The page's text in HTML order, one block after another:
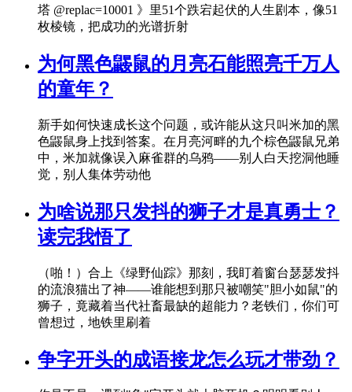
塔 @replac=10001 》里51个跌宕起伏的人生剧本，像51
枚棱镜，把成功的光谱折射
为何黑色鼹鼠的月亮石能照亮千万人
的童年？
新手如何快速成长这个问题，或许能从这只叫米加的黑
色鼹鼠身上找到答案。在月亮河畔的九个棕色鼹鼠兄弟
中，米加就像误入麻雀群的乌鸦——别人白天挖洞他睡
觉，别人集体劳动他
为啥说那只发抖的狮子才是真勇士？
读完我悟了
（啪！）合上《绿野仙踪》那刻，我盯着窗台瑟瑟发抖
的流浪猫出了神——谁能想到那只被嘲笑"胆小如鼠"的
狮子，竟藏着当代社畜最缺的超能力？老铁们，你们可
曾想过，地铁里刷着
争字开头的成语接龙怎么玩才带劲？